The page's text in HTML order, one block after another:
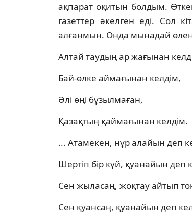
ақпарат оқитын болдым.
газеттер әкелген еді. Сол
алғанмын. Онда мынадай
Алтай таудың ар жағынан
Бай-өлке аймағынан келдім,
Әлі өңі бұзылмаған,
Қазақтың қаймағынан келдім.
... Атамекен, нұр алайын деп
Шертіп бір күй, қуанайын деп
Сен жыласаң, жоқтау айтып
Сен қуансаң, қуанайын деп